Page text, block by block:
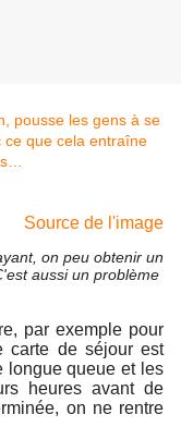
Source de l'image
on peu obtenir un
aussi un problème
par exemple pour
carte de séjour est
longue queue et les
heures avant de
on ne rentre